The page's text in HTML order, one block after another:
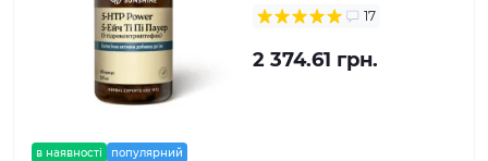
в наявності популярний
17
2 374.61 грн.